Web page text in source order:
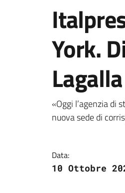
York.
Lagalla
«Oggi l’agenzia di
nuova sede di
Data:
10 Ottobre